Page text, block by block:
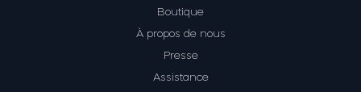
Boutique
À propos de nous
Presse
Assistance